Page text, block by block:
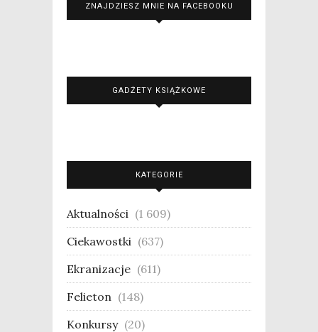
ZNAJDZIESZ MNIE NA FACEBOOKU
GADŻETY KSIĄŻKOWE
KATEGORIE
Aktualności (1 609)
Ciekawostki (637)
Ekranizacje (611)
Felieton (148)
Konkursy (20)